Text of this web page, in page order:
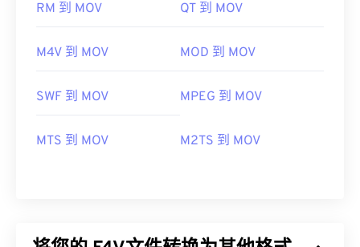
RM 到 MOV QT 到 MOV
M4V 到 MOV MOD 到 MOV
SWF 到 MOV MPEG 到 MOV
MTS 到 MOV M2TS 到 MOV